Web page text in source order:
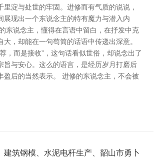
里淀与处世的牢固。进修而有气质的说说，
展现出一个东说念主的特有魔力与潜入内
东说念主，懂得在言语中留白，在抒发中克
大，却能在一句苟简的话语中传递出深意。
，而是接收”，这句话看似世俗，却说念出了
旨与安心。这么的语言，是经历岁月打磨后
盈后的当然表示。 进修的东说念主，不会被
建筑钢模、水泥电杆生产、韶山市勇卜